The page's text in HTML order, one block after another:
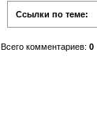
Ссылки по теме:
Всего комментариев: 0